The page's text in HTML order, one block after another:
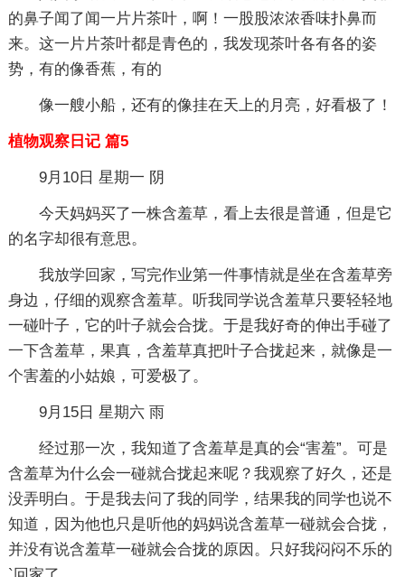
的鼻子闻了闻一片片茶叶，啊！一股股浓浓香味扑鼻而
来。这一片片茶叶都是青色的，我发现茶叶各有各的姿
势，有的像香蕉，有的
像一艘小船，还有的像挂在天上的月亮，好看极了！
植物观察日记 篇5
9月10日 星期一 阴
今天妈妈买了一株含羞草，看上去很是普通，但是它
的名字却很有意思。
我放学回家，写完作业第一件事情就是坐在含羞草旁
身边，仔细的观察含羞草。听我同学说含羞草只要轻轻地
一碰叶子，它的叶子就会合拢。于是我好奇的伸出手碰了
一下含羞草，果真，含羞草真把叶子合拢起来，就像是一
个害羞的小姑娘，可爱极了。
9月15日 星期六 雨
经过那一次，我知道了含羞草是真的会“害羞”。可是
含羞草为什么会一碰就合拢起来呢？我观察了好久，还是
没弄明白。于是我去问了我的同学，结果我的同学也说不
知道，因为他也只是听他的妈妈说含羞草一碰就会合拢，
并没有说含羞草一碰就会合拢的原因。只好我闷闷不乐的